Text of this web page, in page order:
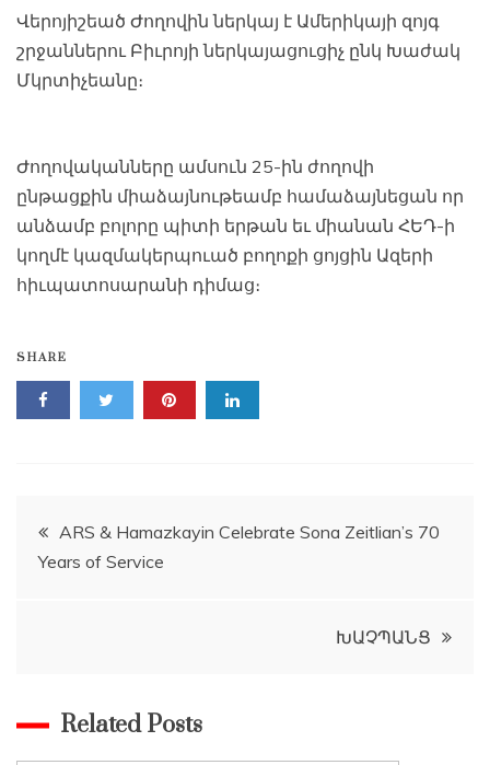
Վերոյիշեած Ժողովին ներկայ է Ամերիկայի զոյգ
շրջաններու Բիւրոյի ներկայացուցիչ ընկ Խաժակ
Մկրտիչեանը։
Ժողովականները ամսուն 25-ին ժողովի
ընթացքին միաձայնութեամբ համաձայնեցան որ
անձամբ բոլորը պիտի երթան եւ միանան ՀԵԴ-ի
կողմէ կազմակերպուած բողոքի ցոյցին Ազերի
հիւպատոսարանի դիմաց։
SHARE
Post
navigation
ARS & Hamazkayin Celebrate Sona Zeitlian’s 70
Years of Service
ԽԱՉՊԱՆՑ
Related Posts